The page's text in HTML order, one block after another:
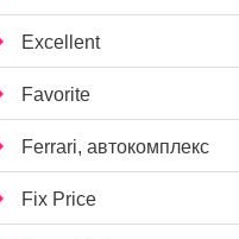
Excellent
Favorite
Ferrari, автокомплекс
Fix Price